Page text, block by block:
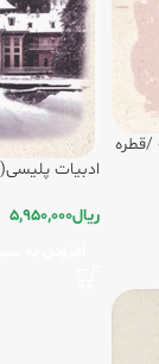
ادبیات پلیسی( 38)جیغ/قطره
ریال5,950,000